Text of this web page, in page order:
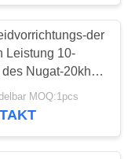
der
Leistung 10-
Nugat-20khz
Umfang
MOQ:1pcs